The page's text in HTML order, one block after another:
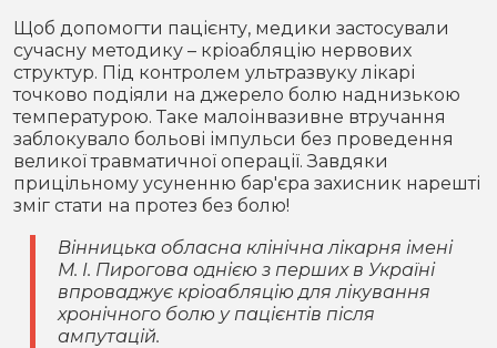
Щоб допомогти пацієнту, медики застосували
сучасну методику – кріоабляцію нервових
структур. Під контролем ультразвуку лікарі
точково подіяли на джерело болю наднизькою
температурою. Таке малоінвазивне втручання
заблокувало больові імпульси без проведення
великої травматичної операції. Завдяки
прицільному усуненню бар'єра захисник нарешті
зміг стати на протез без болю!
Вінницька обласна клінічна лікарня імені
М. І. Пирогова однією з перших в Україні
впроваджує кріоабляцію для лікування
хронічного болю у пацієнтів після
ампутацій.